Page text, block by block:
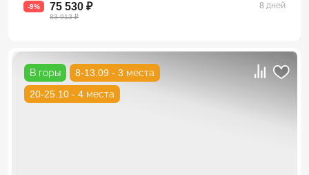
-9% 75 530 ₽
83 913 ₽
8 дней
В горы
8-13.09 - 3 места
20-25.10 - 4 места